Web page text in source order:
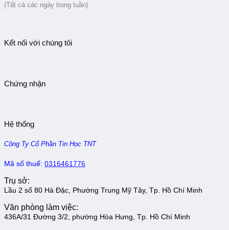
(Tất cả các ngày trong tuần)
Kết nối với chúng tôi
Chứng nhận
Hệ thống
Công Ty Cổ Phần Tin Học TNT
Mã số thuế: 0316461776
Trụ sở:
Lầu 2 số 80 Hà Đặc, Phường Trung Mỹ Tây, Tp. Hồ Chí Minh
Văn phòng làm việc:
436A/31 Đường 3/2, phường Hòa Hưng, Tp. Hồ Chí Minh